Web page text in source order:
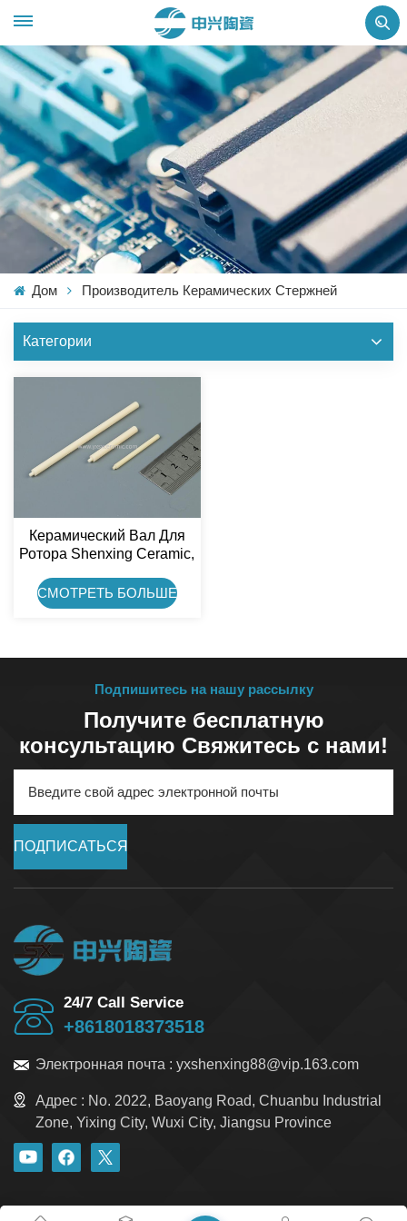
Дом Производитель Керамических Стержней
Категории
Керамический Вал Для
Ротора Shenxing Ceramic,
Цельного Стержня
Высокой Точности
СМОТРЕТЬ БОЛЬШЕ
Подпишитесь на нашу рассылку
Получите бесплатную
консультацию Свяжитесь с нами!
ПОДПИСАТЬСЯ
24/7 Call Service
+8618018373518
Электронная почта : yxshenxing88@vip.163.com
Адрес : No. 2022, Baoyang Road, Chuanbu Industrial
Zone, Yixing City, Wuxi City, Jiangsu Province
блог политика конфиденциальности Карта